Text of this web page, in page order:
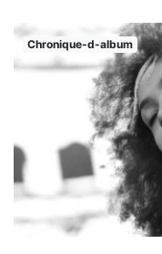
Chronique-d-album